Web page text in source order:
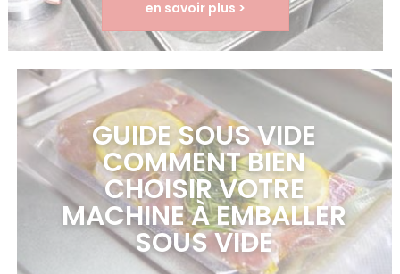
en savoir plus >
GUIDE SOUS VIDE
COMMENT BIEN
CHOISIR VOTRE
MACHINE À EMBALLER
SOUS VIDE